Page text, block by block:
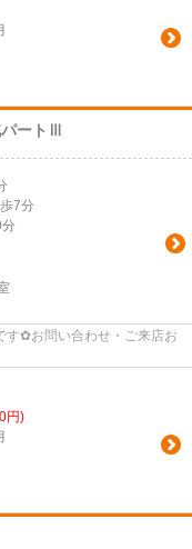
パートⅢ
7分
分
す✿お問い合わせ・ご来店お
円)